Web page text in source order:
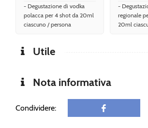
- Degustazione di vodka
polacca per 4 shot da 20ml
ciascuno / persona
-
regionale
20ml
Utile
Nota informativa
Condividere: